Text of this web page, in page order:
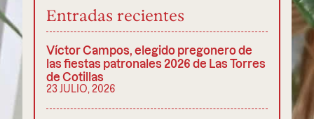
Entradas recientes
Víctor Campos, elegido pregonero de
las fiestas patronales 2026 de Las Torres
de Cotillas
23 JULIO, 2026